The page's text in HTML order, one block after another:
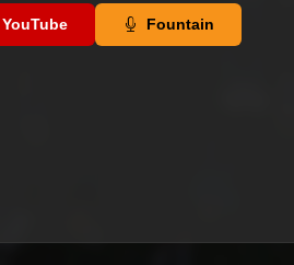
YouTube Fountain